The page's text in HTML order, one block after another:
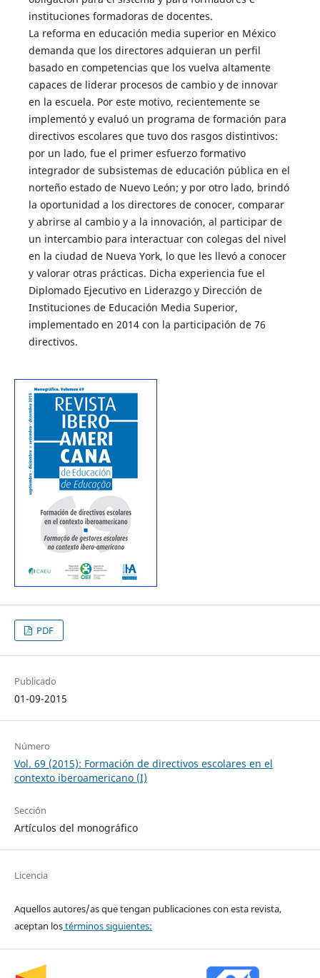
instituciones formadoras de docentes.
La reforma en educación media superior en México
demanda que los directores adquieran un perfil
basado en competencias que los vuelva altamente
capaces de liderar procesos de cambio y de innovar
en la escuela. Por este motivo, recientemente se
implementó y evaluó un programa de formación para
directivos escolares que tuvo dos rasgos distintivos:
por un lado, fue el primer esfuerzo formativo
integrador de subsistemas de educación pública en el
norteño estado de Nuevo León; y por otro lado, brindó
la oportunidad a los directores de conocer, comparar
y abrirse al cambio y a la innovación, al participar de
un intercambio para interactuar con colegas del nivel
en la ciudad de Nueva York, lo que les llevó a conocer
y valorar otras prácticas. Dicha experiencia fue el
Diplomado Ejecutivo en Liderazgo y Dirección de
Instituciones de Educación Media Superior,
implementado en 2014 con la participación de 76
directivos.
PDF
Publicado
01-09-2015
Número
Vol. 69 (2015): Formación de directivos escolares en el
contexto iberoamericano (I)
Sección
Artículos del monográfico
Licencia
Aquellos autores/as que tengan publicaciones con esta revista,
aceptan lostérminos siguientes: